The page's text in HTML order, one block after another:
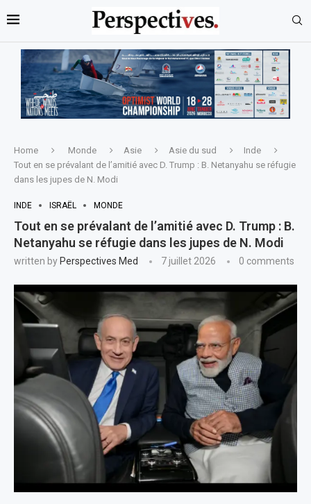
Home Monde Asie Asie du sud
Inde
Tout en se prévalant de l’amitié avec D. Trump : B. Netanyahu se réfugie
dans les jupes de N. Modi
INDE ISRAËL MONDE
Tout en se prévalant de l’amitié avec D. Trump : B.
Netanyahu se réfugie dans les jupes de N. Modi
written by Perspectives Med 7 juillet 2026 0 comments